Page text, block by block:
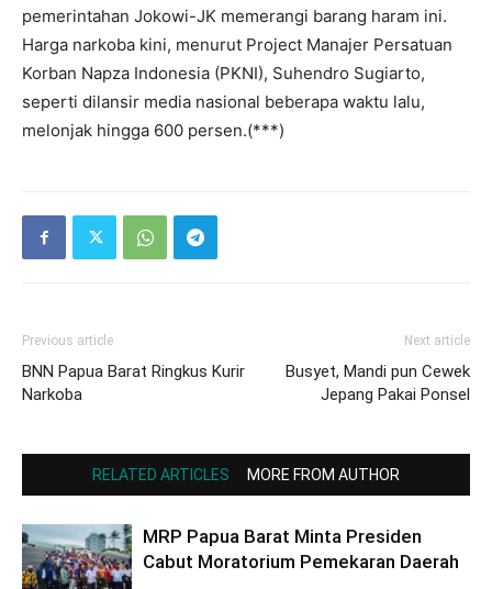
pemerintahan Jokowi-JK memerangi barang haram ini.
Harga narkoba kini, menurut Project Manajer Persatuan
Korban Napza Indonesia (PKNI), Suhendro Sugiarto,
seperti dilansir media nasional beberapa waktu lalu,
melonjak hingga 600 persen.(***)
Previous article
BNN Papua Barat Ringkus Kurir
Narkoba
Next article
Busyet, Mandi pun Cewek
Jepang Pakai Ponsel
RELATED ARTICLES MORE FROM AUTHOR
MRP Papua Barat Minta Presiden
Cabut Moratorium Pemekaran Daerah